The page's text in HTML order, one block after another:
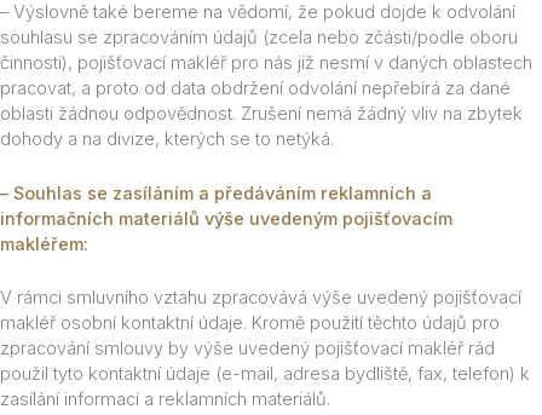
– Výslovně také bereme na vědomí, že pokud dojde k odvolání
souhlasu se zpracováním údajů (zcela nebo zčásti/podle oboru
činnosti), pojišťovací makléř pro nás již nesmí v daných oblastech
pracovat, a proto od data obdržení odvolání nepřebírá za dané
oblasti žádnou odpovědnost. Zrušení nemá žádný vliv na zbytek
dohody a na divize, kterých se to netýká.
– Souhlas se zasíláním a předáváním reklamních a
informačních materiálů výše uvedeným pojišťovacím
makléřem:
V rámci smluvního vztahu zpracovává výše uvedený pojišťovací
makléř osobní kontaktní údaje. Kromě použití těchto údajů pro
zpracování smlouvy by výše uvedený pojišťovací makléř rád
použil tyto kontaktní údaje (e-mail, adresa bydliště, fax, telefon) k
zasílání informací a reklamních materiálů.